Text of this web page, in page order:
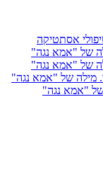
של "אמא נגה"
של "אמא נגה"
מילה של "אמא נגה"
של "אמא נגה"